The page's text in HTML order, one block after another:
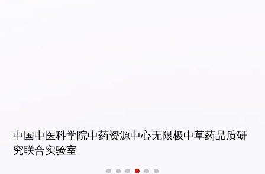
中国中医科学院中药资源中心无限极中草药品质研
究联合实验室